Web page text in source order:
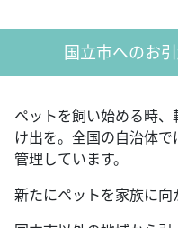
国立市へのお
ペットを飼い始める時
け出を。全国の自治体
管理しています。
新たにペットを家族に向